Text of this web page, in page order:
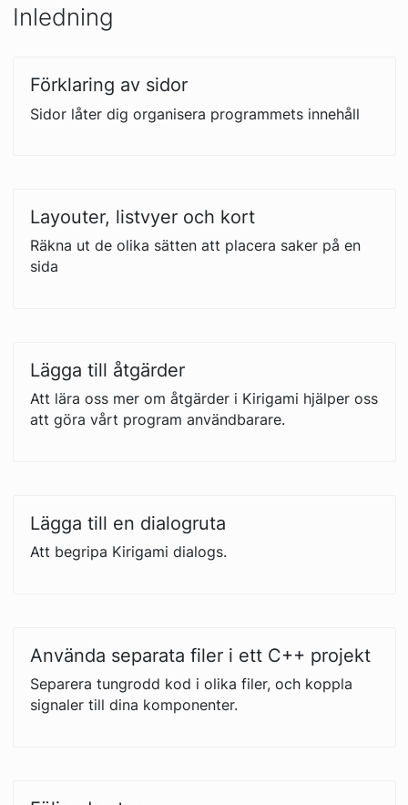
Inledning
Förklaring av sidor
Sidor låter dig organisera programmets innehåll
Layouter, listvyer och kort
Räkna ut de olika sätten att placera saker på en
sida
Lägga till åtgärder
Att lära oss mer om åtgärder i Kirigami hjälper oss
att göra vårt program användbarare.
Lägga till en dialogruta
Att begripa Kirigami dialogs.
Använda separata filer i ett C++ projekt
Separera tungrodd kod i olika filer, och koppla
signaler till dina komponenter.